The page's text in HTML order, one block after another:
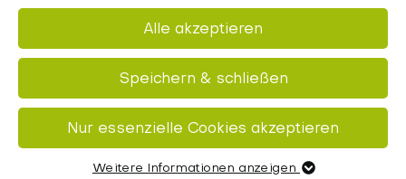
Startseite Lifestyle
Blog
Campingzubehör Trends 2025
Alle akzeptieren
Speichern & schließen
Nur essenzielle Cookies akzeptieren
Weitere Informationen anzeigen